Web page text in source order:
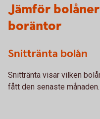
Jämför
boräntor
Snittränta bolån
Snittränta visar vilken
fått den senaste månaden.